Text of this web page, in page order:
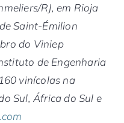
RJ, em Rioja
Saint-Émilion
do Viniep
de Engenharia
vinícolas na
Sul, África do Sul e